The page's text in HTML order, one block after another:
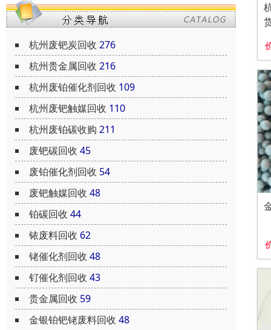
杭州废钯炭回收 276
杭州贵金属回收 216
杭州废铂催化剂回收 109
杭州废钯触媒回收 110
杭州废铂碳收购 211
废钯碳回收 45
废铂催化剂回收 54
废钯触媒回收 48
铂碳回收 44
铱废料回收 62
铑催化剂回收 48
钌催化剂回收 43
贵金属回收 59
金银铂钯铑废料回收 48